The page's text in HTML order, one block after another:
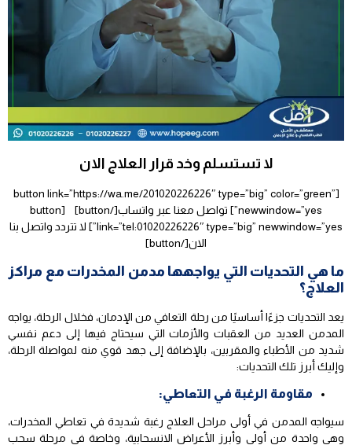
لا تستسلم وخد قرار العلاج الان
[button link=”https://wa.me/201020226226″ type=”big” color=”green”
newwindow=”yes”] تواصل معنا عبر واتساب[/button] [button
link=”tel:01020226226″ type=”big” newwindow=”yes”] لا تتردد واتصل بنا
الان[/button]
ما هي التحديات التي يواجهها مدمن المخدرات مع مراكز
العلاج؟
يعد التحديات جزءًا أساسيًا من رحلة التعافي من الإدمان، فخلال الرحلة، يواجه
المدمن العديد من العقبات والأزمات التي سيحتاج فيها إلى دعم نفسي
شديد من الأطباء والمقربين، بالإضافة إلى جهد قوي منه لمواصلة الرحلة،
وإليك أبرز تلك التحديات:
مقاومة الرغبة في التعاطي:
سيواجه المدمن في أولى مراحل العلاج رغبة شديدة في تعاطي المخدرات،
وهي واحدة من أولى وأبرز الأعراض الانسحابية، وخاصة في مرحلة سحب